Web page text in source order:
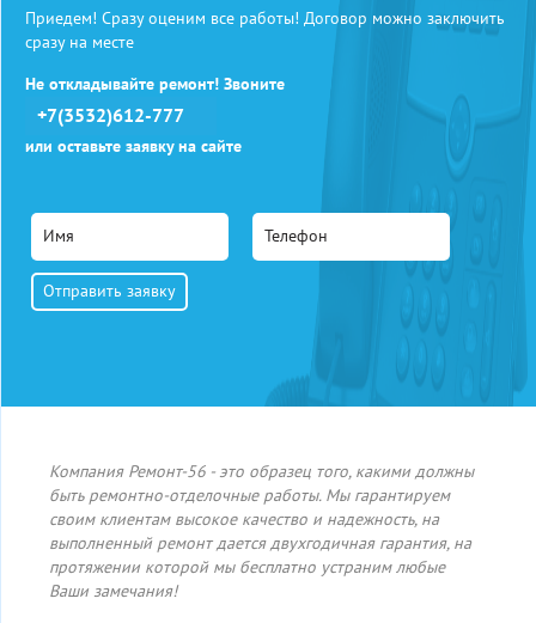
Приедем! Сразу оценим все работы! Договор можно заключить
сразу на месте
Не откладывайте ремонт! Звоните
+7(3532)612-777
или оставьте заявку на сайте
Компания Ремонт-56 - это образец того, какими должны
быть ремонтно-отделочные работы. Мы гарантируем
своим клиентам высокое качество и надежность, на
выполненный ремонт дается двухгодичная гарантия, на
протяжении которой мы бесплатно устраним любые
Ваши замечания!